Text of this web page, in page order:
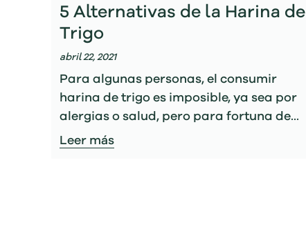
5 Alternativas de la Harina de
Trigo
abril 22, 2021
Para algunas personas, el consumir
harina de trigo es imposible, ya sea por
alergias o salud, pero para fortuna de...
Leer más